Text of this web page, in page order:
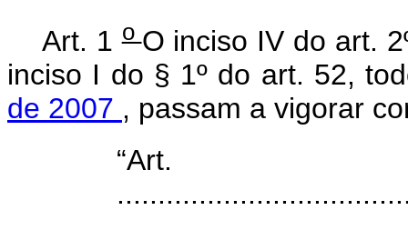
Art. 1o O inciso IV do art.
inciso I do § 1º do art. 52,
de 2007 , passam a vigorar